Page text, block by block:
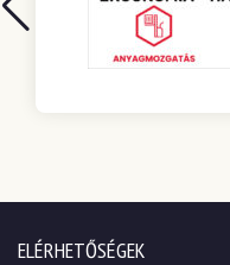
ELÉRHETŐSÉGEK